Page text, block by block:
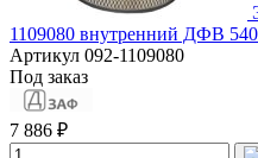
1109080 внутренний ДФВ
Артикул 092-1109080
Под заказ
7 886 ₽